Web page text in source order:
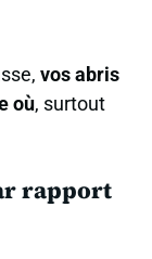
vos abris
où, surtout
rapport